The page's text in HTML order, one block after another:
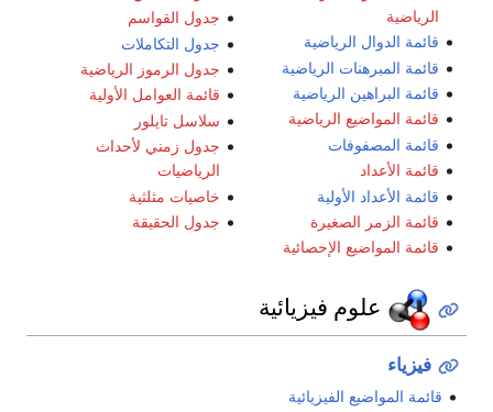
الرياضية
قائمة الدوال الرياضية
قائمة المبرهنات الرياضية
قائمة البراهين الرياضية
قائمة المواضيع الرياضية
قائمة المصفوفات
قائمة الأعداد
قائمة الأعداد الأولية
قائمة الزمر الصغيرة
قائمة المواضيع الإحصائية
جدول القواسم
جدول التكاملات
جدول الرموز الرياضية
قائمة العوامل الأولية
سلاسل تايلور
جدول زمني لأحداث
الرياضيات
خاصيات مثلثية
جدول الحقيقة
علوم فيزيائية
فيزياء
قائمة المواضيع الفيزيائية